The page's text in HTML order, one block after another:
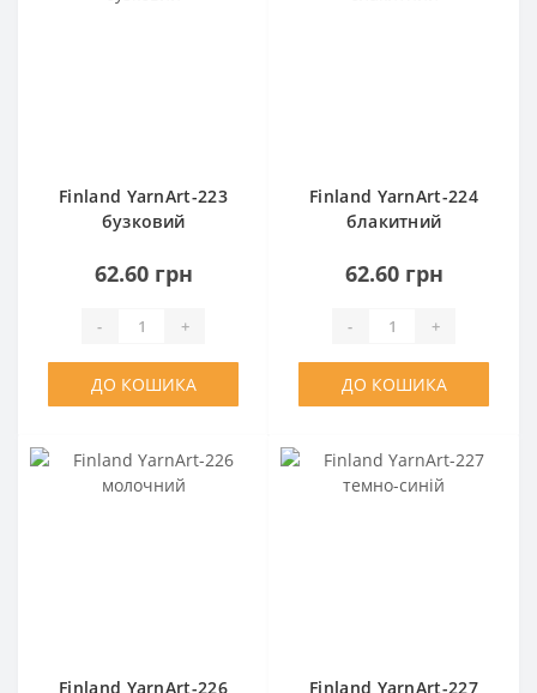
Finland YarnArt-223
бузковий
62.60 грн
- +
ДО КОШИКА
Finland YarnArt-224
блакитний
62.60 грн
- +
ДО КОШИКА
Finland YarnArt-226 Finland YarnArt-227